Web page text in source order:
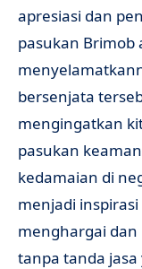
apresiasi dan
pasukan Brimob
bersenjata
mengingatkan
pasukan
kedamaian di
menjadi
menghargai
tanpa tanda